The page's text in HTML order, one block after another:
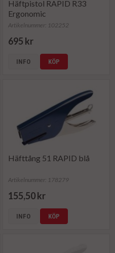
Häftpistol RAPID R33
Ergonomic
Artikelnummer: 102252
695 kr
INFO KÖP
Häfttång 51 RAPID blå
Artikelnummer: 178279
155,50 kr
INFO KÖP